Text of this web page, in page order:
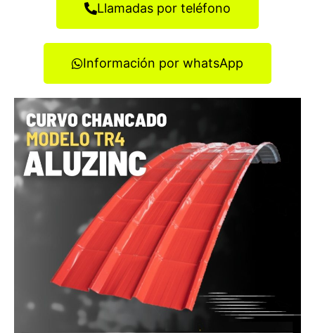
Llamadas por teléfono
Información por whatsApp